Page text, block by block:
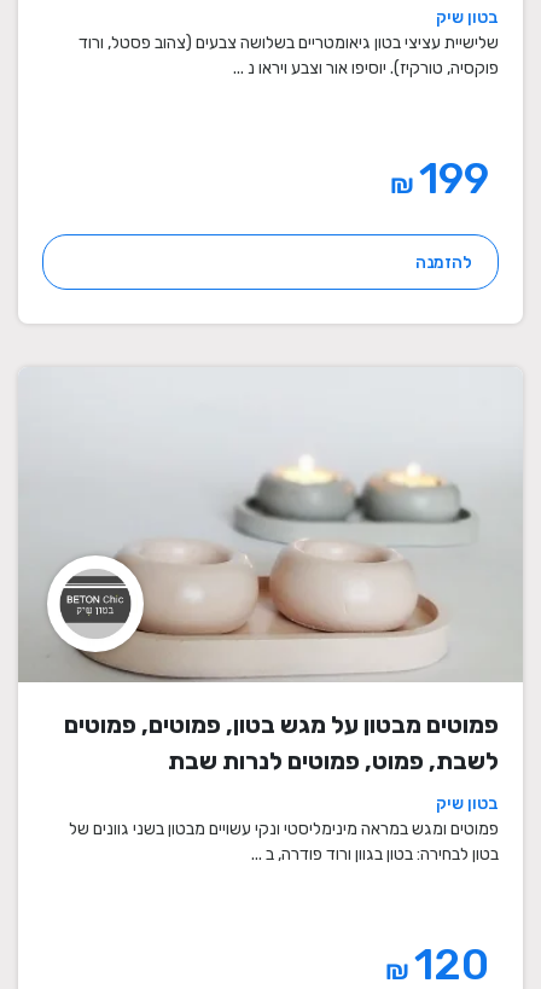
מתנה לבית, מתנה ליום הולדת, עיצוב הבית,
מתנות סוף שנה למורים
בטון שיק
שלישיית עציצי בטון גיאומטריים בשלושה צבעים (צהוב פסטל, ורוד
פוקסיה, טורקיז). יוסיפו אור וצבע ויראו נ ...
₪
להזמנה
פמוטים מבטון על מגש בטון, פמוטים, פמוטים
לשבת, פמוט, פמוטים לנרות שבת
בטון שיק
פמוטים ומגש במראה מינימליסטי ונקי עשויים מבטון בשני גוונים של
בטון לבחירה: בטון בגוון ורוד פודרה, ב ...
₪